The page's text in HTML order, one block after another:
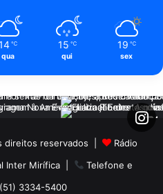
℃
qua
15 ℃
qui
19 ℃
sex
direitos reservados |
Rádio
Inter Mirífica|
Telefone e
3334-5400